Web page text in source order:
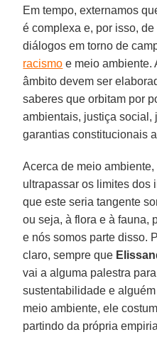
Em tempo, externamos
é complexa e, por isso,
diálogos em torno de
racismo e meio ambiente.
âmbito devem ser
saberes que orbitam por
ambientais, justiça social,
garantias constitucionais
Acerca de meio
ultrapassar os limites dos
que este seria tangente
ou seja, à flora e à fauna,
e nós somos parte disso.
claro, sempre que
vai a alguma palestra
sustentabilidade e
meio ambiente, ele
partindo da própria